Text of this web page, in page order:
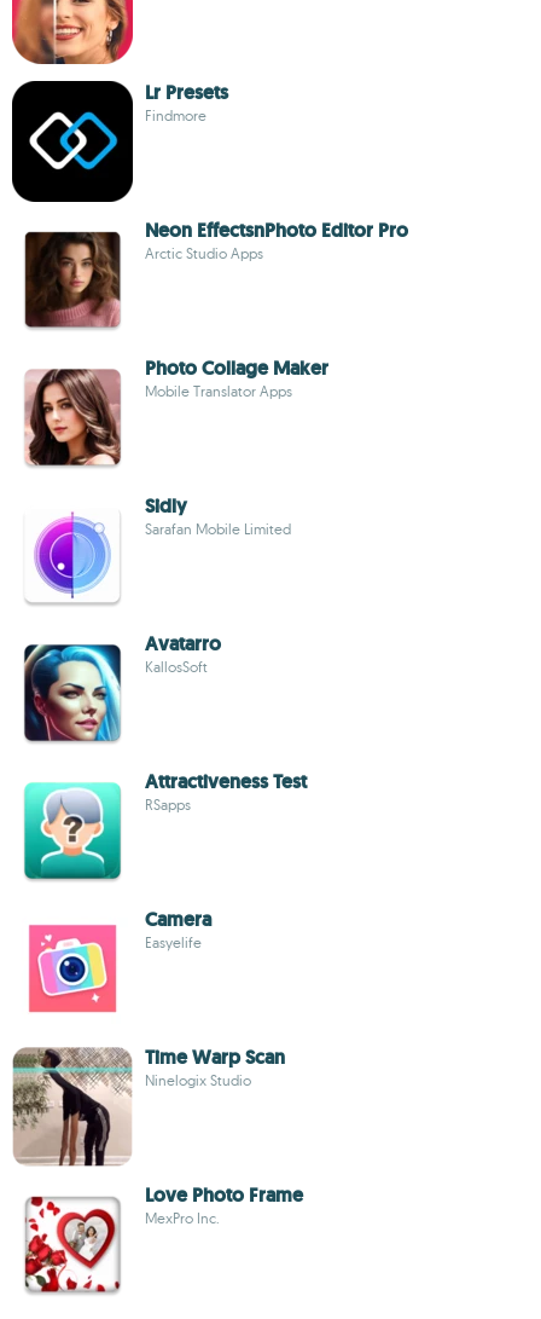
Lr Presets
Findmore
Neon EffectsnPhoto Editor Pro
Arctic Studio Apps
Photo Collage Maker
Mobile Translator Apps
Sidly
Sarafan Mobile Limited
Avatarro
KallosSoft
Attractiveness Test
RSapps
Camera
Easyelife
Time Warp Scan
Ninelogix Studio
Love Photo Frame
MexPro Inc.